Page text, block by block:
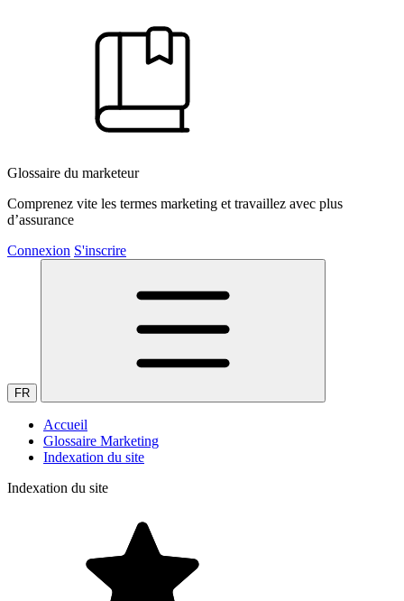
Glossaire du marketeur
Comprenez vite les termes marketing et travaillez avec plus
d’assurance
Connexion S'inscrire
FR
Accueil
Glossaire Marketing
Indexation du site
Indexation du site